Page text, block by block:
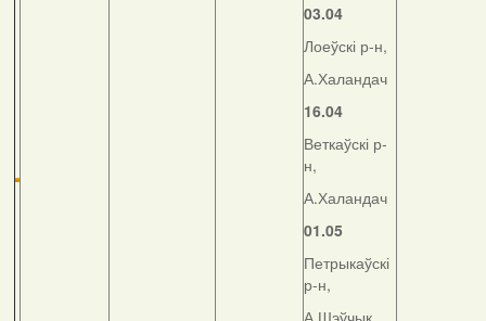
03.04
Лоеўскі р-н,
А.Халандач
16.04
Веткаўскі р-
н,
А.Халандач
01.05
Петрыкаўскі
р-н,
А.Шэўчык